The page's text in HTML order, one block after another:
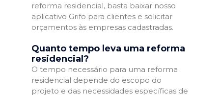
reforma residencial, basta baixar nosso
aplicativo Grifo para clientes e solicitar
orçamentos às empresas cadastradas.
Quanto tempo leva uma reforma
residencial?
O tempo necessário para uma reforma
residencial depende do escopo do
projeto e das necessidades específicas de